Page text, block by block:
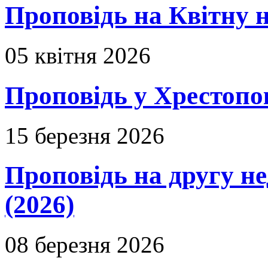
Проповідь на Квітну
05 квітня 2026
Проповідь у
15 березня 2026
Проповідь на другу
(2026)
08 березня 2026